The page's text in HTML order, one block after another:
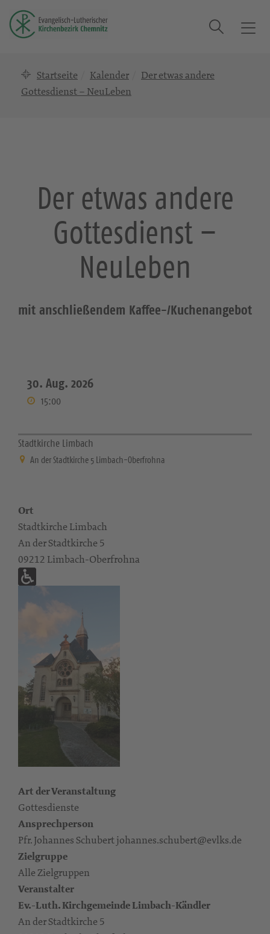
T
Suche
Startseite Kalender
Der etwas andere
Gottesdienst – NeuLeben
Der etwas andere
Gottesdienst –
NeuLeben
mit anschließendem Kaffee-/Kuchenangebot
30. Aug. 2026
15:00
Stadtkirche Limbach
An der Stadtkirche 5 Limbach-Oberfrohna
Ort
Stadtkirche Limbach
An der Stadtkirche 5
09212 Limbach-Oberfrohna
Art der Veranstaltung
Gottesdienste
Ansprechperson
Pfr. Johannes Schubert johannes.schubert@evlks.de
Zielgruppe
Alle Zielgruppen
Veranstalter
Ev.-Luth. Kirchgemeinde Limbach-Kändler
An der Stadtkirche 5